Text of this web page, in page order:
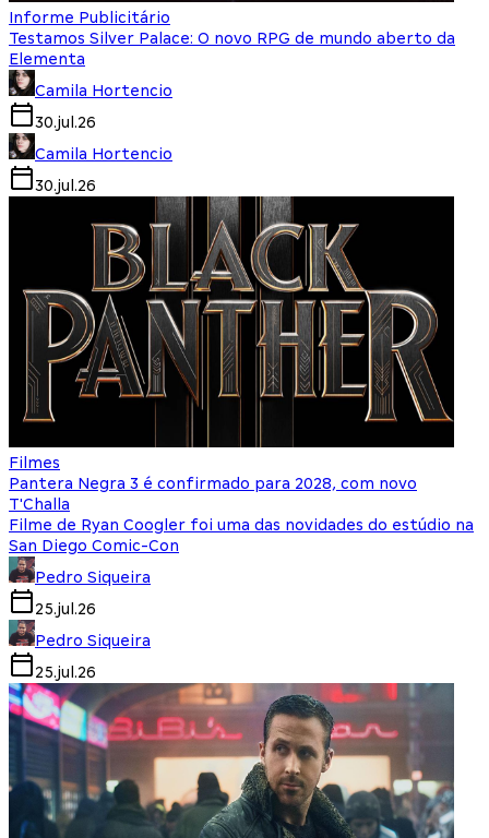
Informe Publicitário
Testamos Silver Palace: O novo RPG de mundo aberto da
Elementa
Camila Hortencio
30.jul.26
Camila Hortencio
30.jul.26
Filmes
Pantera Negra 3 é confirmado para 2028, com novo
T'Challa
Filme de Ryan Coogler foi uma das novidades do estúdio na
San Diego Comic-Con
Pedro Siqueira
25.jul.26
Pedro Siqueira
25.jul.26